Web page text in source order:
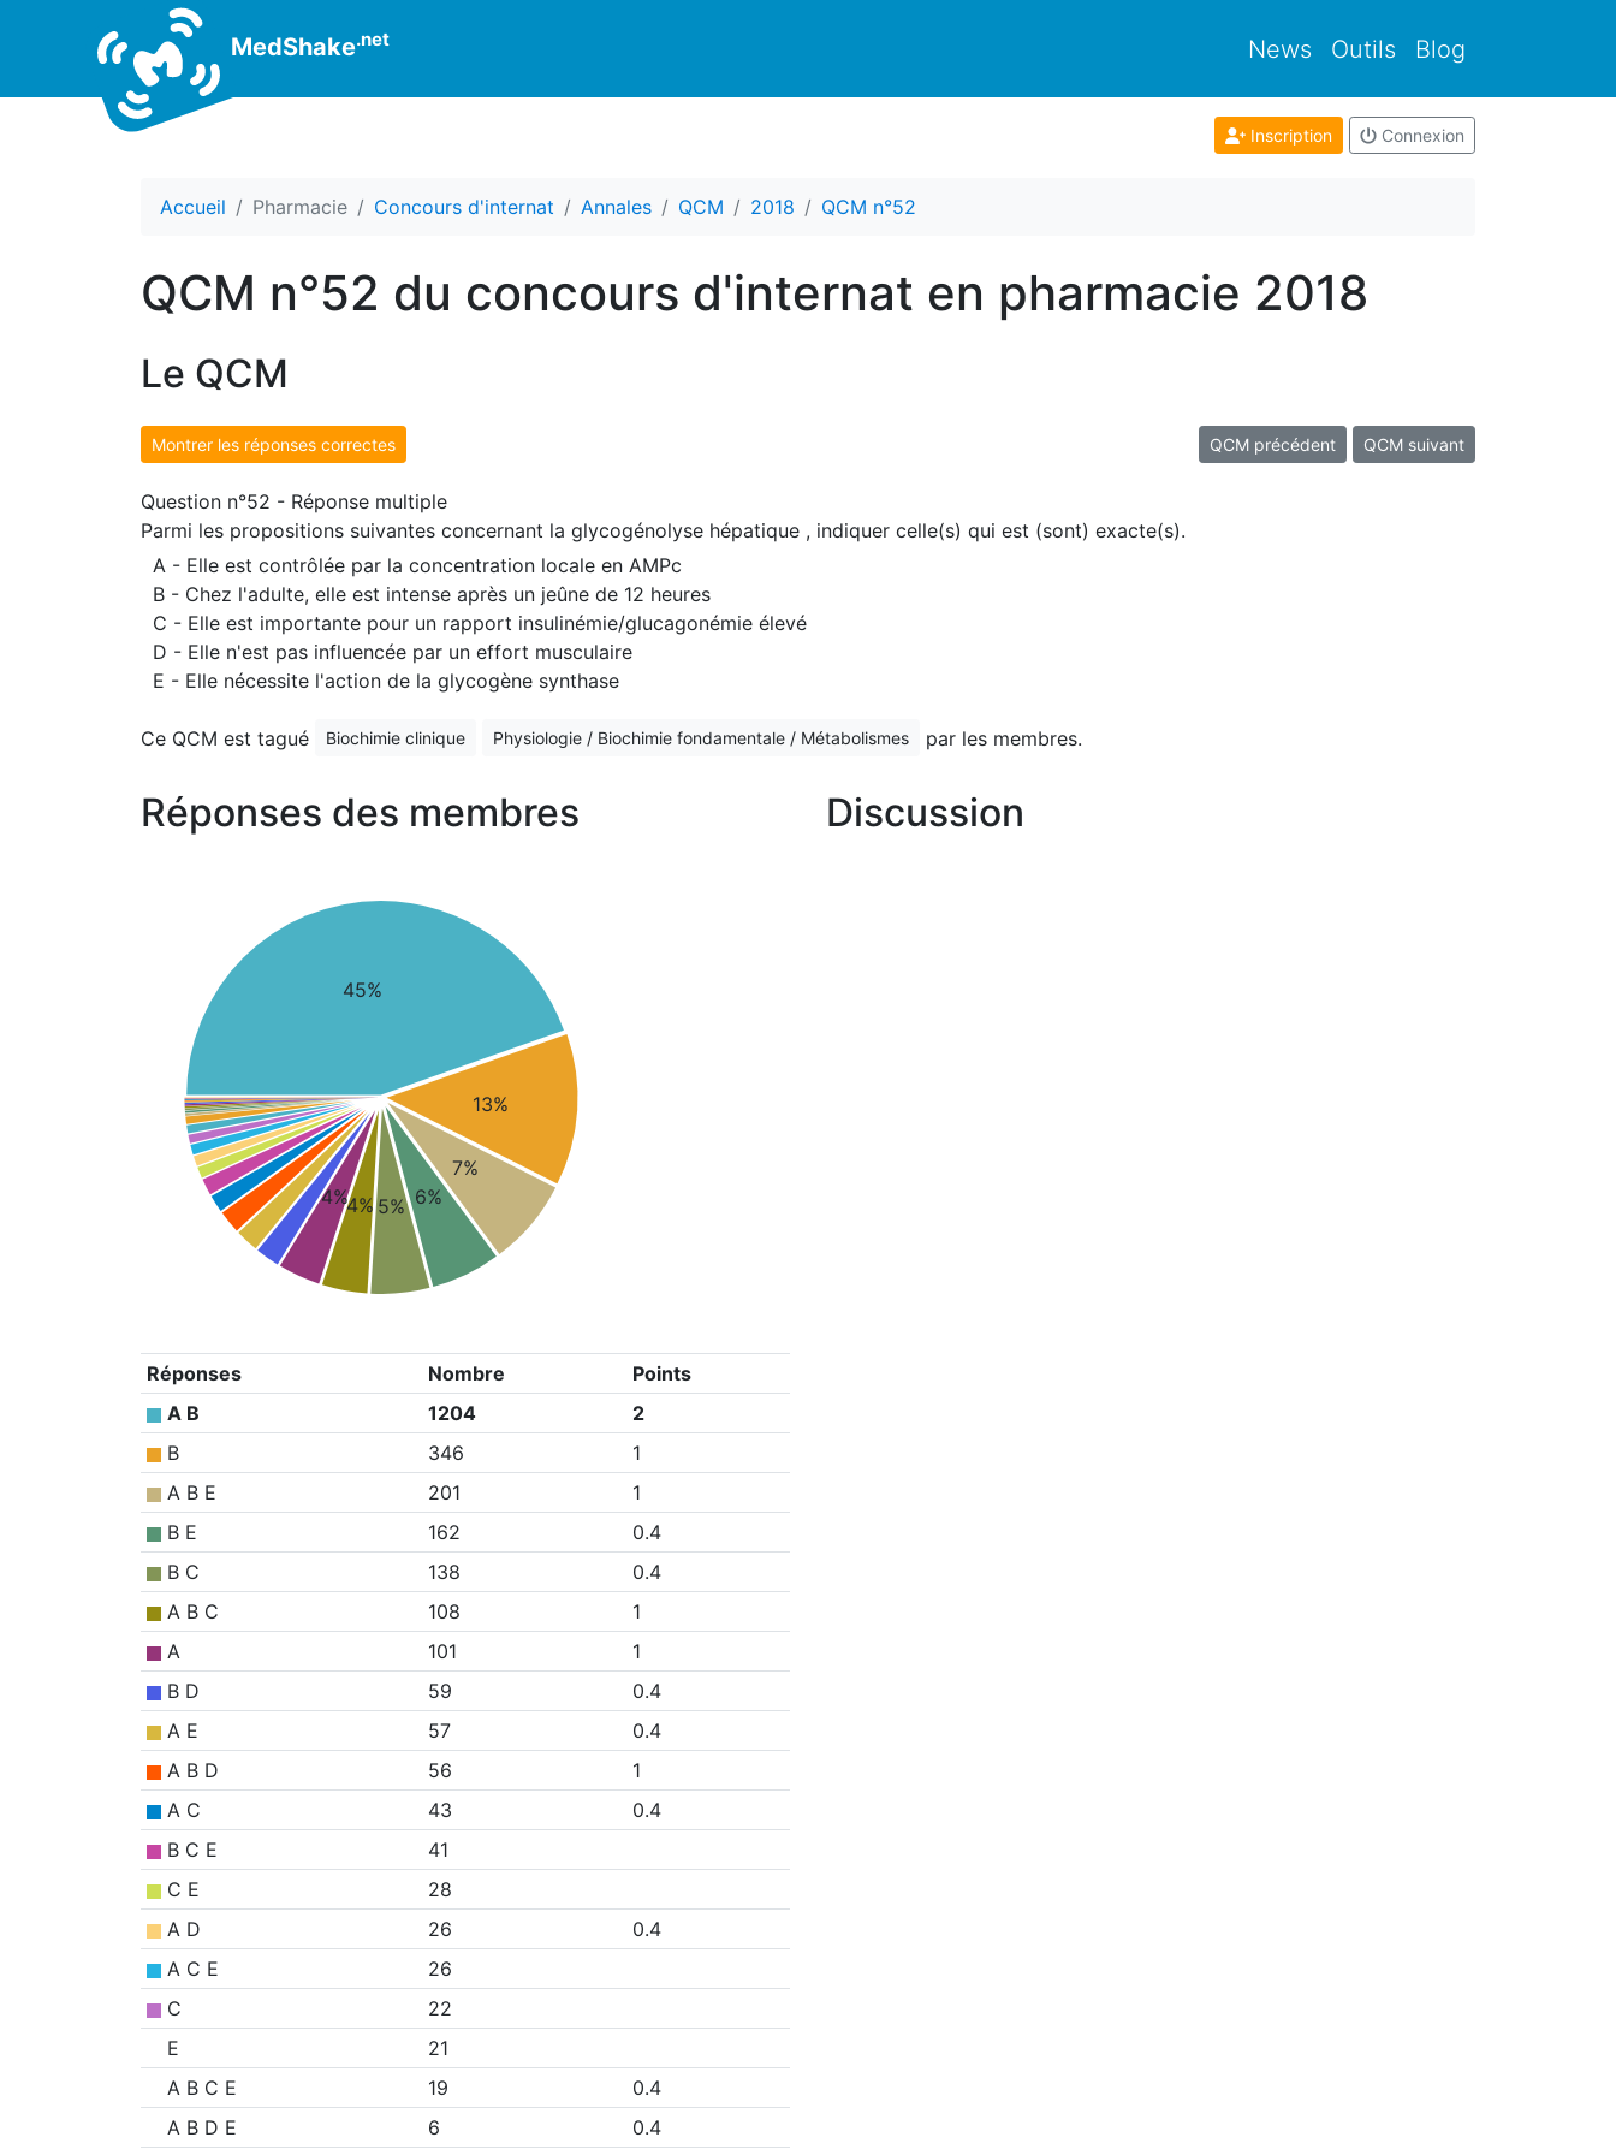
MedShake.net News Outils Blog
Inscription Connexion
Accueil Pharmacie Concours d'internat Annales QCM 2018 QCM n°52
QCM n°52 du concours d'internat en pharmacie 2018
Le QCM
Montrer les réponses correctes QCM précédent QCM suivant
Question n°52 - Réponse multiple
Parmi les propositions suivantes concernant la glycogénolyse hépatique , indiquer celle(s) qui est (sont) exacte(s).
A - Elle est contrôlée par la concentration locale en AMPc
B - Chez l'adulte, elle est intense après un jeûne de 12 heures
C - Elle est importante pour un rapport insulinémie/glucagonémie élevé
D - Elle n'est pas influencée par un effort musculaire
E - Elle nécessite l'action de la glycogène synthase
Ce QCM est tagué Biochimie clinique Physiologie / Biochimie fondamentale / Métabolismes par les membres.
Réponses des membres
45%
13%
7%
6%
5%
4%
4%
Réponses Nombre
Points
A B
1204
2
B
346
1
A B E
201
1
B E
162
0.4
B C
138
0.4
A B C
108
1
A
101
1
B D
59
0.4
A E
57
0.4
A B D
56
1
A C
43
0.4
B C E
41
C E
28
A D
26
0.4
A C E
26
C
22
E
21
A B C E
19
0.4
A B D E
6 0.4
Discussion